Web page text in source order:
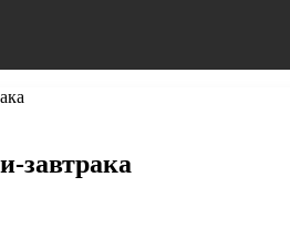
завтрака